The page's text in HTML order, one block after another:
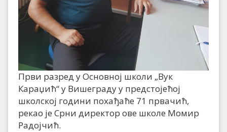
Први разред у Основној школи „Вук
Караџић“ у Вишеграду у предстојећој
школској години похађаће 71 првачић,
рекао је Срни директор ове школе Момир
Радојчић.